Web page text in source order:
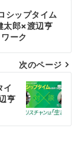
シップタイム
太郎×渡辺亨
ーク
次のページ
イ
亨